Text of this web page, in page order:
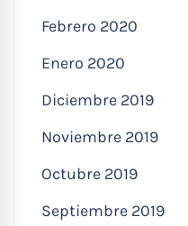
Febrero 2020
Enero 2020
Diciembre 2019
Noviembre 2019
Octubre 2019
Septiembre 2019